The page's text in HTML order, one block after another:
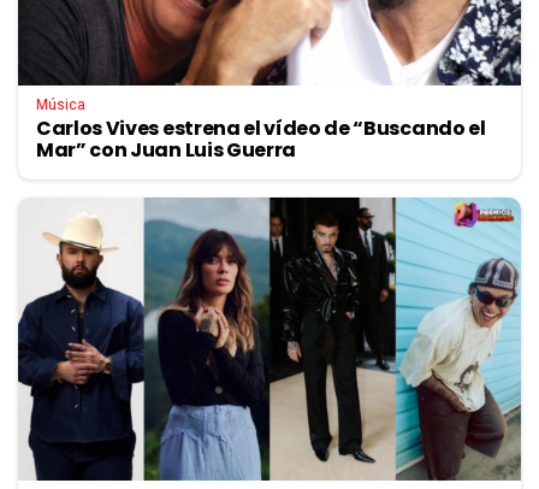
Música
Carlos Vives estrena el vídeo de “Buscando el
Mar” con Juan Luis Guerra